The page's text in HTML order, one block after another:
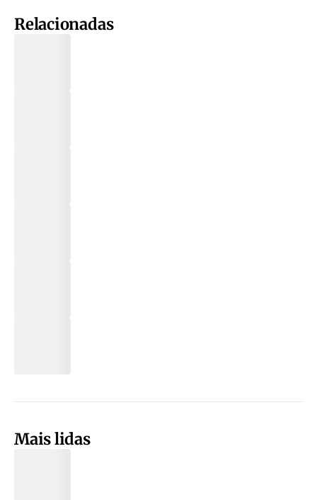
Relacionadas
Mais lidas